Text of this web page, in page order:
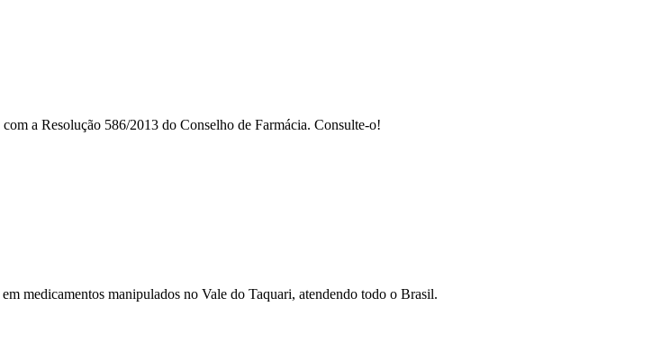
a Resolução 586/2013 do Conselho de Farmácia. Consulte-o!
medicamentos manipulados no Vale do Taquari, atendendo todo o Brasil.